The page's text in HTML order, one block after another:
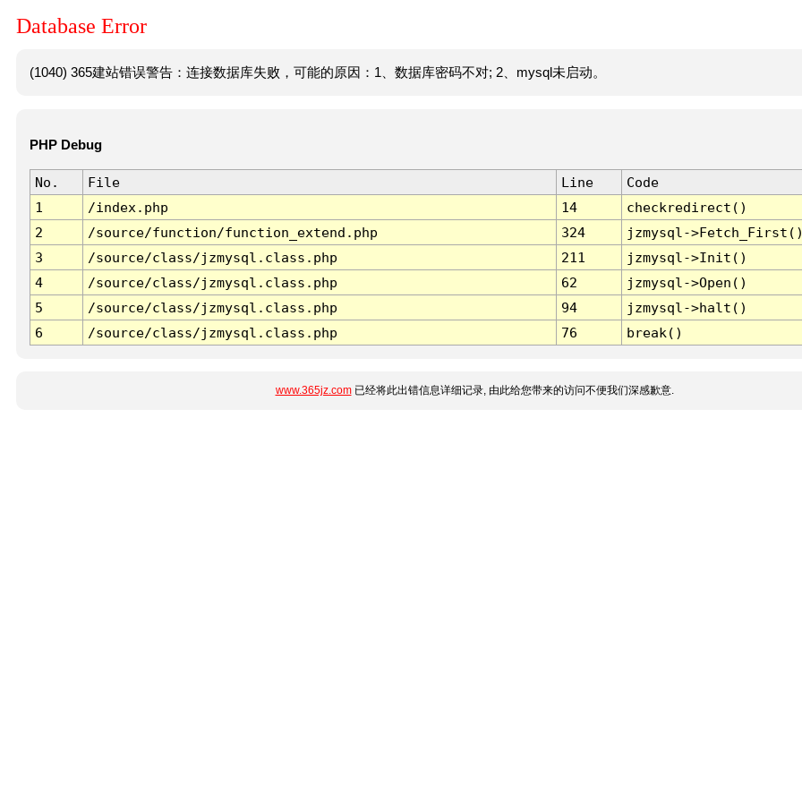
Database Error
(1040) 365建站错误警告：连接数据库失败，可能的原因：1、数据库密码不对; 2、mysql未启动。
PHP Debug
No. File Line
Code
1
/index.php 14
checkredirect()
2
/source/function/function_extend.php 324
jzmysql-
3
/source/class/jzmysql.class.php 211
jzmysql->Init()
4
/source/class/jzmysql.class.php 62
jzmysql->Open()
5
/source/class/jzmysql.class.php 94
jzmysql->halt()
6
/source/class/jzmysql.class.php 76 break()
www.365jz.com已经将此出错信息详细记录, 由此给您带来的访问不便我们深感歉意.